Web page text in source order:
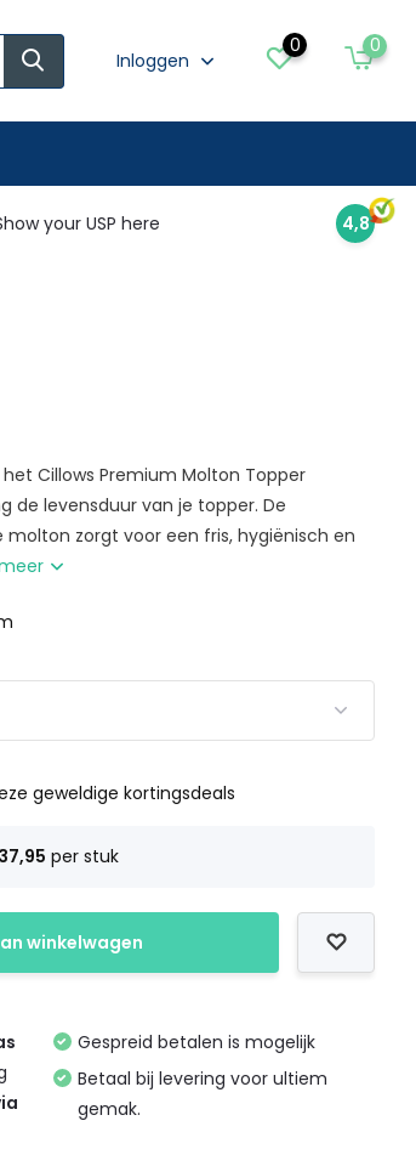
Inloggen
0 0
your USP here 4,8
Cillows Premium Molton Topper
de levensduur van je topper. De
zorgt voor een fris, hygiënisch en
geweldige kortingsdeals
per stuk
winkelwagen
Gespreid betalen is mogelijk
Betaal bij levering voor ultiem
gemak.